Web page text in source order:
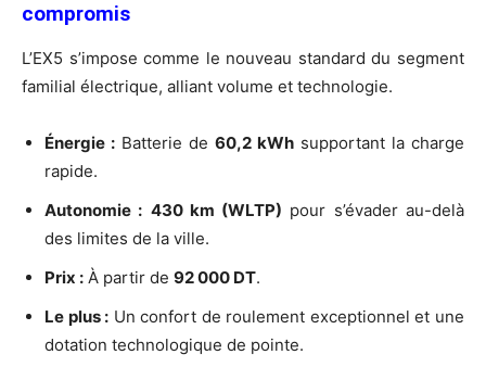
compromis
L’EX5 s’impose comme le nouveau standard du segment
familial électrique, alliant volume et technologie.
Énergie : Batterie de 60,2 kWh supportant la charge
rapide.
Autonomie : 430 km (WLTP) pour s’évader au-delà
des limites de la ville.
Prix : À partir de 92 000 DT.
Le plus : Un confort de roulement exceptionnel et une
dotation technologique de pointe.